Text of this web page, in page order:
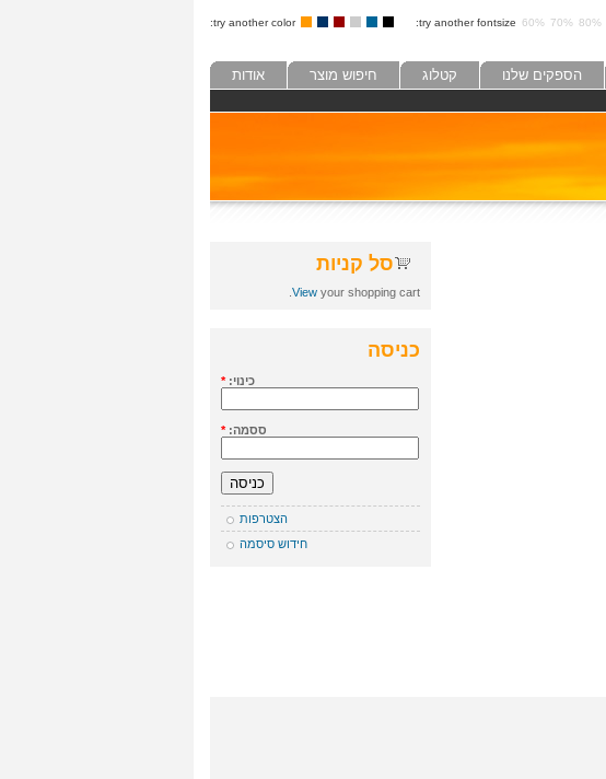
try another color: try another fontsize: 60% 70% 80%
אודות חיפוש מוצר קטלוג הספקים שלנו
סל קניות
Viewyour shopping cart.
כניסה
כינוי:*
ססמה:*
הצטרפות
חידוש סיסמה